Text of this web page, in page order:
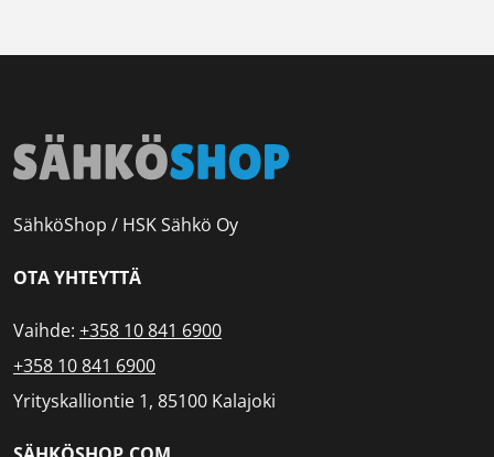
SähköShop / HSK Sähkö Oy
OTA YHTEYTTÄ
Vaihde: +358 10 841 6900
+358 10 841 6900
Yrityskalliontie 1, 85100 Kalajoki